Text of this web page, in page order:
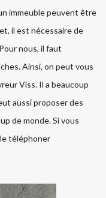
immeuble peuvent être
il est nécessaire de
nous, il faut
Ainsi, on peut vous
Viss. Il a beaucoup
aussi proposer des
de monde. Si vous
téléphoner